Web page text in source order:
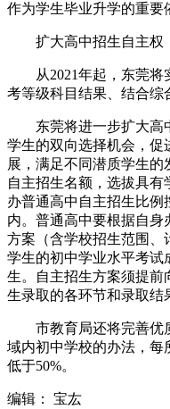
作为学生毕业升学的重要
扩大高中招生自主权
从2021年起，东莞将
考等级科目结果、结合综
东莞将进一步扩大高
学生的双向选择机会，促
展，满足不同潜质学生的
自主招生名额，选拔具
办普通高中自主招生比例
内。普通高中要根据自身
方案（含学校招生范围、
学生的初中学业水平考试
生。自主招生方案须提前
生录取的各环节和录取结
市教育局还将完善优
域内初中学校的办法，每
低于50%。
编辑： 宝厷